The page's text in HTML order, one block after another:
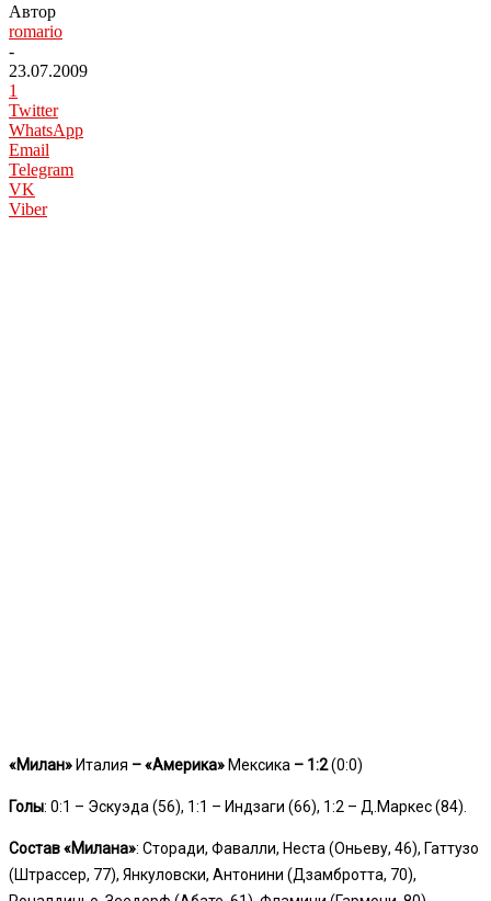
Автор
romario
-
23.07.2009
1
Twitter
WhatsApp
Email
Telegram
VK
Viber
«Милан» Италия – «Америка» Мексика – 1:2(0:0)
Голы: 0:1 – Эскуэда (56), 1:1 – Индзаги (66), 1:2 – Д.Маркес (84).
Состав «Милана»: Сторади, Фавалли, Неста (Оньеву, 46), Гаттузо
(Штрассер, 77), Янкуловски, Антонини (Дзамбротта, 70),